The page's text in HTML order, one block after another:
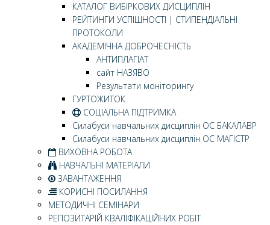
КАТАЛОГ ВИБІРКОВИХ ДИСЦИПЛІН
РЕЙТИНГИ УСПІШНОСТІ | СТИПЕНДІАЛЬНІ
ПРОТОКОЛИ
АКАДЕМІЧНА ДОБРОЧЕСНІСТЬ
АНТИПЛАГІАТ
сайт НАЗЯВО
Результати моніторингу
ГУРТОЖИТОК
СОЦІАЛЬНА ПІДТРИМКА
Силабуси навчальних дисциплін ОС БАКАЛАВР
Силабуси навчальних дисциплін ОС МАГІСТР
ВИХОВНА РОБОТА
НАВЧАЛЬНІ МАТЕРІАЛИ
ЗАВАНТАЖЕННЯ
КОРИСНІ ПОСИЛАННЯ
МЕТОДИЧНІ СЕМІНАРИ
РЕПОЗИТАРІЙ КВАЛІФІКАЦІЙНИХ РОБІТ